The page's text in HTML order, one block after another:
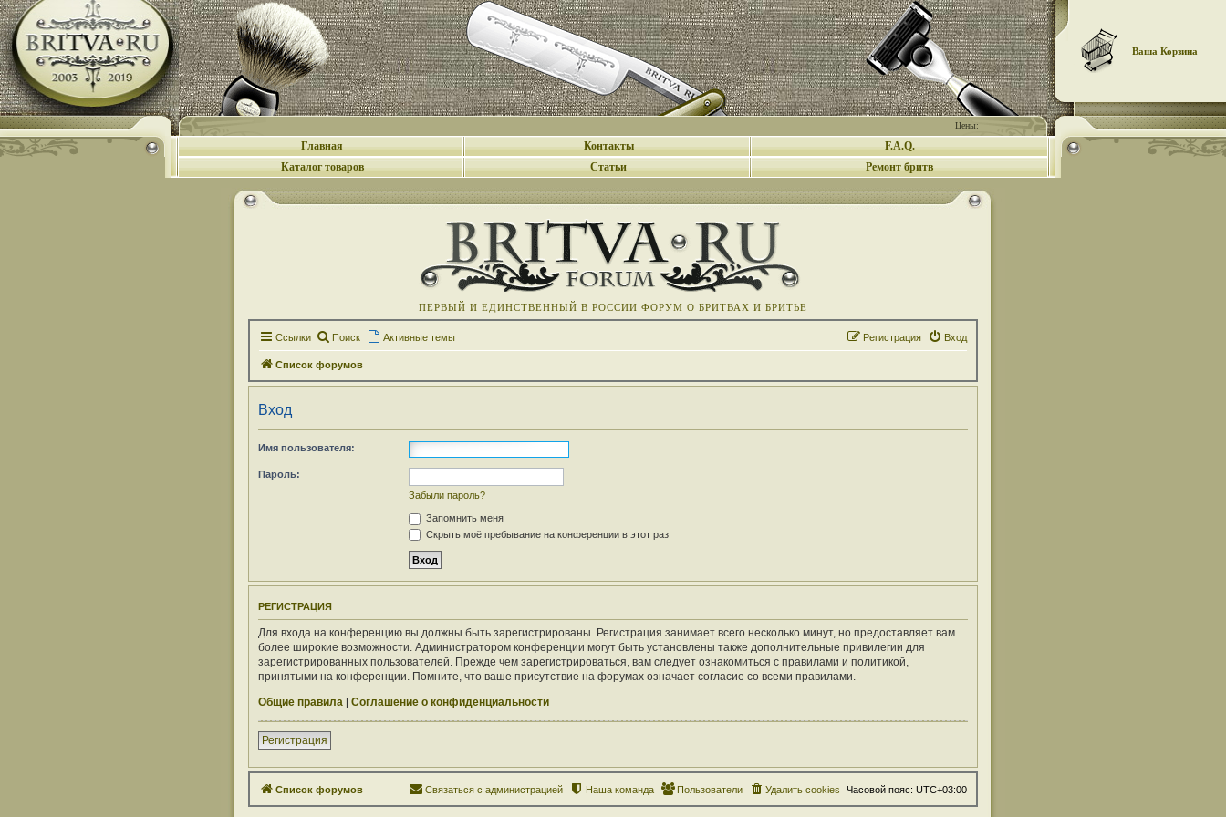
Цены:
Ваша Корзина
Главная Контакты
F.A.Q.
Каталог товаров
Статьи Ремонт бритв
ПЕРВЫЙ И ЕДИНСТВЕННЫЙ В РОССИИ ФОРУМ О БРИТВАХ И БРИТЬЕ
Ссылки Поиск Активные темы Вход
Регистрация
Список форумов
Вход
Имя пользователя:
Пароль:
Забыли пароль?
Запомнить меня
Скрыть моё пребывание на конференции в этот раз
РЕГИСТРАЦИЯ
Для входа на конференцию вы должны быть зарегистрированы. Регистрация занимает всего несколько минут, но предоставляет вам
более широкие возможности. Администратором конференции могут быть установлены также дополнительные привилегии для
зарегистрированных пользователей. Прежде чем зарегистрироваться, вам следует ознакомиться с правилами и политикой,
принятыми на конференции. Помните, что ваше присутствие на форумах означает согласие со всеми правилами.
Общие правила | Соглашение о конфиденциальности
Регистрация
Список форумов Часовой пояс: UTC+03:00
Удалить cookies
Пользователи
Наша команда
Связаться с администрацией